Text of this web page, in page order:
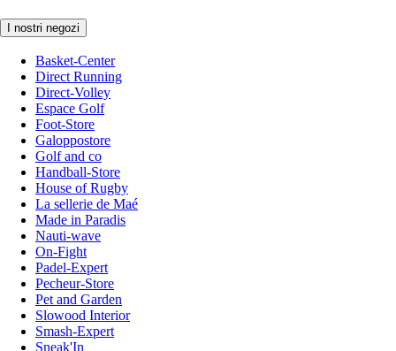
I nostri negozi
Basket-Center
Direct Running
Direct-Volley
Espace Golf
Foot-Store
Galoppostore
Golf and co
Handball-Store
House of Rugby
La sellerie de Maé
Made in Paradis
Nauti-wave
On-Fight
Padel-Expert
Pecheur-Store
Pet and Garden
Slowood Interior
Smash-Expert
Sneak'In